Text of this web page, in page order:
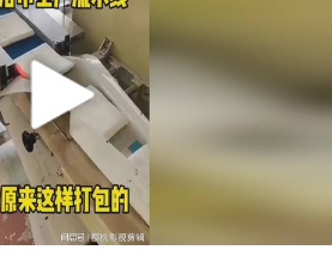
黄金牛市回来了吗
情侣平潭拍日出坠崖1死1伤
白海豚将正面袭击贯穿浙江